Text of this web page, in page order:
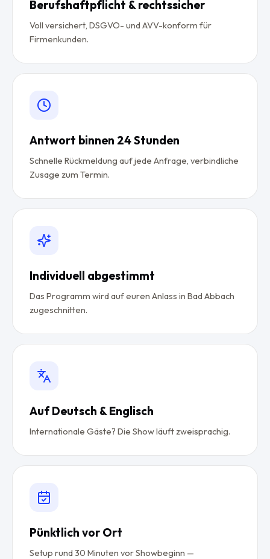
Berufshaftpflicht & rechtssicher
Voll versichert, DSGVO- und AVV-konform für
Firmenkunden.
Antwort binnen 24 Stunden
Schnelle Rückmeldung auf jede Anfrage, verbindliche
Zusage zum Termin.
Individuell abgestimmt
Das Programm wird auf euren Anlass in Bad Abbach
zugeschnitten.
Auf Deutsch & Englisch
Internationale Gäste? Die Show läuft zweisprachig.
Pünktlich vor Ort
Setup rund 30 Minuten vor Showbeginn —